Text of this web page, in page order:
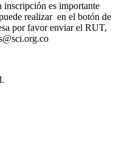
inscripción es importante
realizar en el botón de
por favor enviar el RUT,